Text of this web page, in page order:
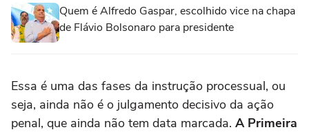
Quem é Alfredo Gaspar, escolhido vice na chapa
de Flávio Bolsonaro para presidente
Essa é uma das fases da instrução processual, ou
seja, ainda não é o julgamento decisivo da ação
penal, que ainda não tem data marcada. A Primeira